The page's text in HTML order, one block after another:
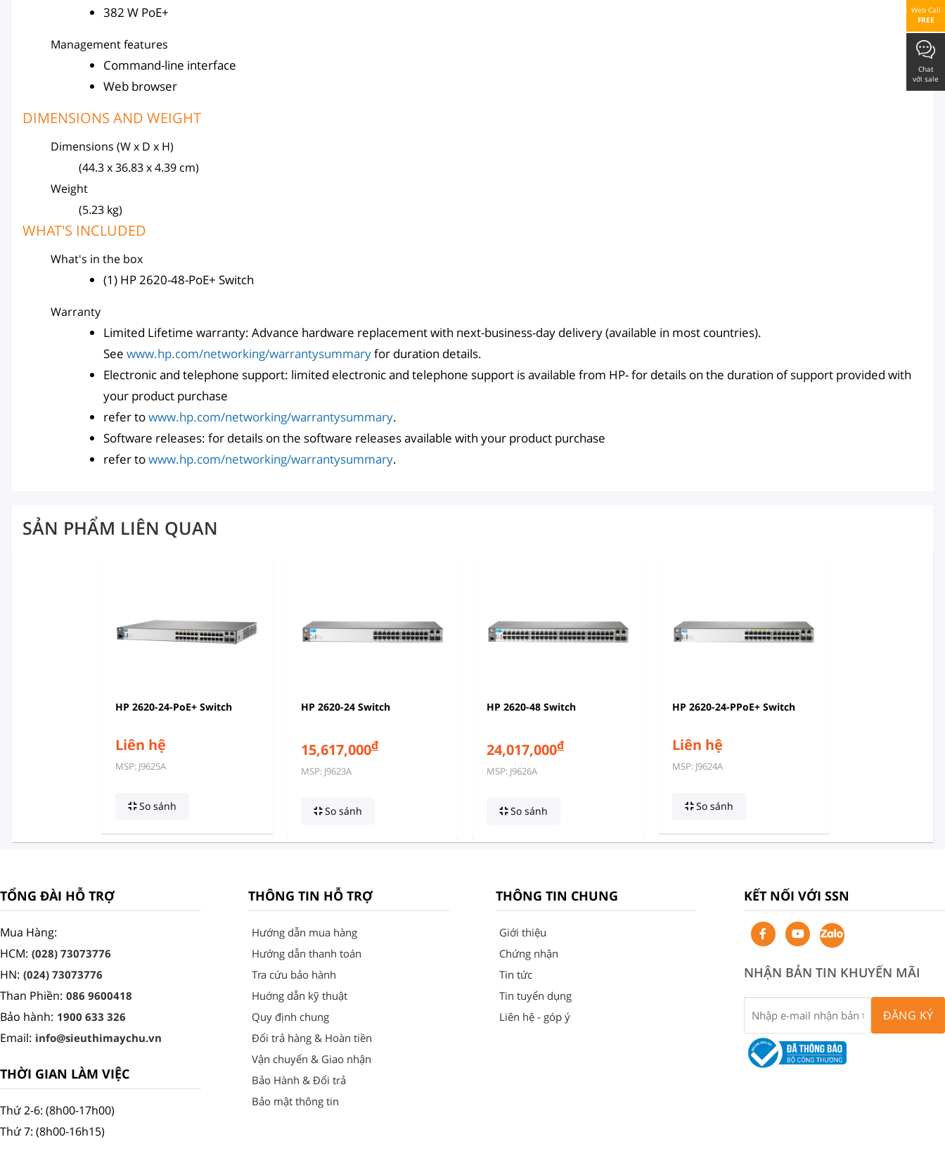
382 W PoE+
Management features
Command-line interface
Web browser
DIMENSIONS AND WEIGHT
Dimensions (W x D x H)
(44.3 x 36.83 x 4.39 cm)
Weight
(5.23 kg)
WHAT'S INCLUDED
What's in the box
(1) HP 2620-48-PoE+ Switch
Warranty
Limited Lifetime warranty: Advance hardware replacement with next-business-day delivery (available in most countries).
See www.hp.com/networking/warrantysummaryfor duration details.
Electronic and telephone support: limited electronic and telephone support is available from HP- for details on the duration of support provided with
your product purchase
refer towww.hp.com/networking/warrantysummary.
Software releases: for details on the software releases available with your product purchase
refer towww.hp.com/networking/warrantysummary.
SẢN PHẨM LIÊN QUAN
HP 2620-24-PoE+ Switch
Liên hệ
MSP: J9625A
So sánh
HP 2620-24 Switch
15,617,000đ
MSP: J9623A
So sánh
HP 2620-48 Switch
24,017,000đ
MSP: J9626A
So sánh
HP 2620-24-PPoE+ Switch
Liên hệ
MSP: J9624A
So sánh
TỔNG ĐÀI HỖ TRỢ
Mua Hàng:
HCM: (028) 73073776
HN: (024) 73073776
Than Phiền: 086 9600418
Bảo hành: 1900 633 326
Email: info@sieuthimaychu.vn
THỜI GIAN LÀM VIỆC
Thứ 2-6: (8h00-17h00)
Thứ 7: (8h00-16h15)
THÔNG TIN HỖ TRỢ
Hướng dẫn mua hàng
Hướng dẫn thanh toán
Tra cứu bảo hành
Huớng dẫn kỹ thuật
Quy định chung
Đổi trả hàng & Hoàn tiền
Vận chuyển & Giao nhận
Bảo Hành & Đổi trả
Bảo mật thông tin
THÔNG TIN CHUNG
Giới thiệu
Chứng nhận
Tin tức
Tin tuyển dụng
Liên hệ - góp ý
KẾT NỐI VỚI SSN
NHẬN BẢN TIN KHUYẾN MÃI
ĐĂNG KÝ
Web Call
FREE
Chat
với sale